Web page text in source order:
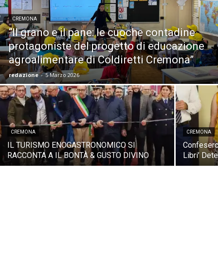
CREMONA
“Il grano e il pane: le cuoche contadine
protagoniste del progetto di educazione
agroalimentare di Coldiretti Cremona”
redazione - 5 Marzo 2026
CREMONA
IL TURISMO ENOGASTRONOMICO SI
RACCONTA A IL BONTÀ & GUSTO DIVINO
CREMONA
Libri’